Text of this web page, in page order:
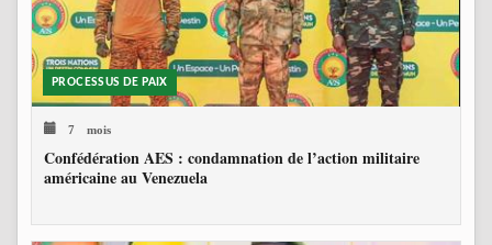
PROCESSUS DE PAIX
7 mois
Confédération AES : condamnation de l’action militaire
américaine au Venezuela